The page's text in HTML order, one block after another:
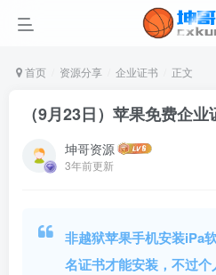
首页 资源分享 企业证书 正文
（9月23日）苹果免费企业
坤哥资源
3年前更新
非越狱苹果手机安装iPa
名证书才能安装，不过个